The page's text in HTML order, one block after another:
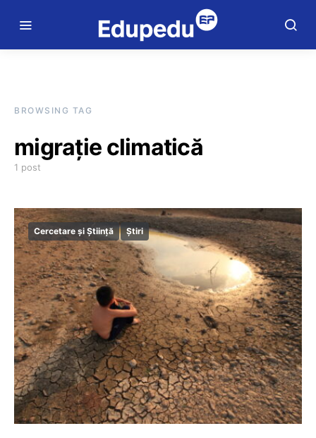
BROWSING TAG
migrație climatică
1 post
Cercetare și Știință Știri